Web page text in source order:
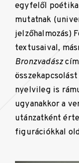
egyfelől
mutatnak
jelzőhalmozás)
textusaival,
Bronzvadász
nyelvileg is
ugyanakkor a
utánzatként
figurációkkal